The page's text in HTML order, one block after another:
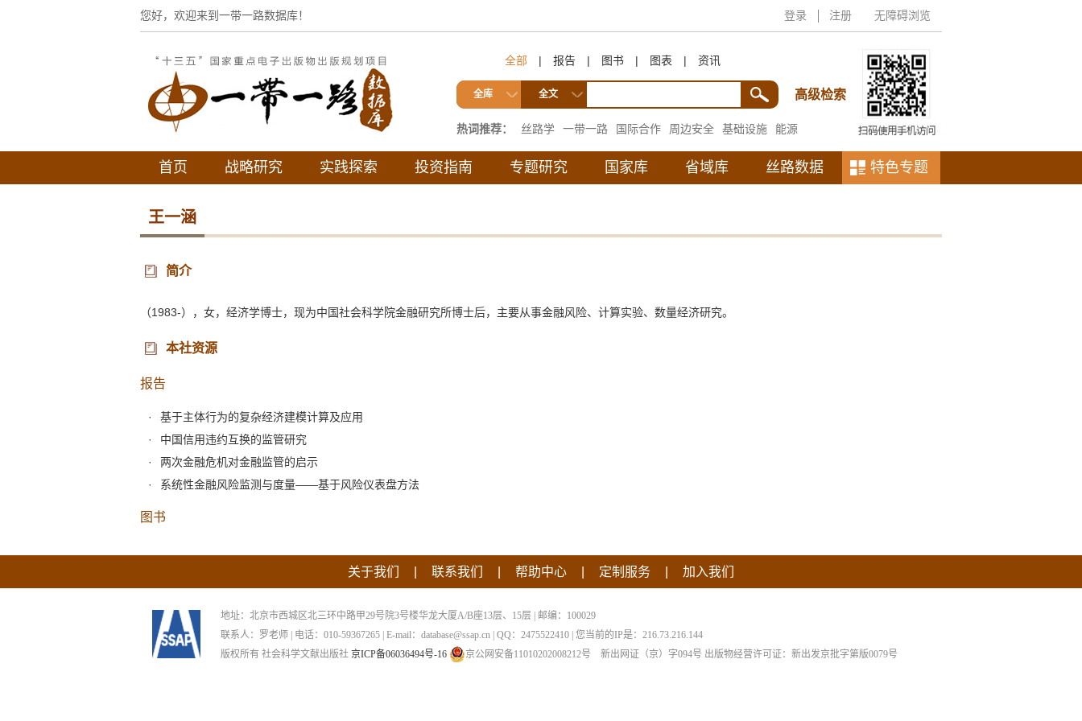
登录 注册 无障碍浏览
您好，欢迎来到一带一路数据库！
全部 | 报告 | 图书 | 图表 | 资讯
全库 全文 高级检索
热词推荐： 丝路学 一带一路 国际合作 周边安全 基础设施
能源
互联互通
首页 战略研究 实践探索 投资指南 专题研究 国家库 省域库 丝路数据 特色专题
王一涵
简介
（1983-），女，经济学博士，现为中国社会科学院金融研究所博士后，主要从事金融风险、计算实验、数量经济研究。
本社资源
报告
基于主体行为的复杂经济建模计算及应用
中国信用违约互换的监管研究
两次金融危机对金融监管的启示
系统性金融风险监测与度量——基于风险仪表盘方法
图书
关于我们 联系我们 帮助中心 定制服务 加入我们
地址：北京市西城区北三环中路甲29号院3号楼华龙大厦A/B座13层、15层 | 邮编：100029
联系人：罗老师 | 电话：010-59367265 | E-mail：database@ssap.cn | QQ：2475522410 | 您当前的IP是： 216.73.216.144
版权所有 社会科学文献出版社 京ICP备06036494号-16 京公网安备11010202008212号 新出网证（京）字094号 出版物经营许可证：新出发京批字第版0079号